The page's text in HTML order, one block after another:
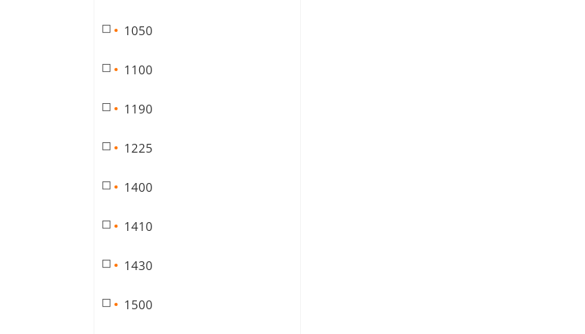
1050
1100
1190
1225
1400
1410
1430
1500